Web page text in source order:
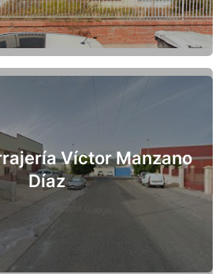
Víctor Manzano
Díaz